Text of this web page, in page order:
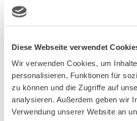
Diese Webseite verwendet
Wir verwenden Cookies, um
personalisieren, Funktionen für
zu können und die Zugriffe auf
analysieren. Außerdem geben wir
Verwendung unserer Website an
Kachelkonfiguration und -
Kachelverwaltung
Visualisierung von Daten
Info- und Multiboards anlegen
Cockpit
BI-Boards
Entitätskacheln
Berechtigungssystem und Board-